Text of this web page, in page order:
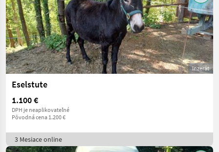
Inzerát
Eselstute
1.100 €
DPH je neaplikovateľné
Pôvodná cena 1.200 €
3 Mesiace online